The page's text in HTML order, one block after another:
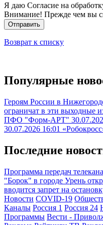
Я даю Согласие на
Внимание! Прежде чем вы
Отправить
Возврат к списку
Популярные
Героям России в
ограничат в эти выходные
ПФО "Форм-АРТ"
30.07.2026 16:01
Последние
Программа передач
"Борок" в городе Урень
вводится запрет на
Новости COVID-19
Каналы Россия 1 Россия 24
Программы Вести -